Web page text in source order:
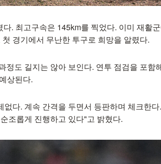
. 최고구속은 145km를 찍었다. 이미 재활
경기에서 무난한 투구로 희망을 알렸다.
정도 길지는 않아 보인다. 연투 점검을 포함
상된다.
다. 계속 간격을 두면서 등판하며 체크한다
조롭게 진행하고 있다"고 밝혔다.